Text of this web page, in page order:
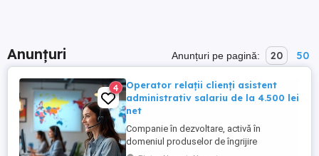
Anunțuri Anunțuri pe pagină: 20 50
4
Operator relații clienți asistent
administrativ salariu de la 4.500 lei
net
Companie în dezvoltare, activă în
domeniul produselor de îngrijire